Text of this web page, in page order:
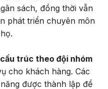
sách, đồng thời vẫn
phát triển chuyên môn
cấu trúc theo đội nhóm
cho khách hàng. Các
được thành lập để